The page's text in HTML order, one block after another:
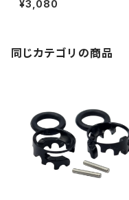
¥3,080
同じカテゴリの商品